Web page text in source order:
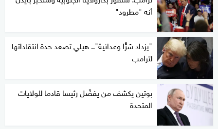
أنه "مطرود"
"يزداد شرًّا وعدائية".. هيلي تصعد حدة انتقاداتها
لترامب
بوتين يكشف من يفضّل رئيسا قادما للولايات
المتحدة